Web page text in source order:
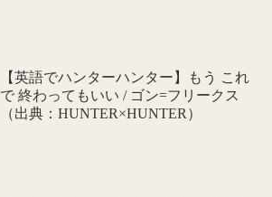
【英語でハンターハンター】もう これ
で 終わってもいい / ゴン=フリークス
（出典：HUNTER×HUNTER）